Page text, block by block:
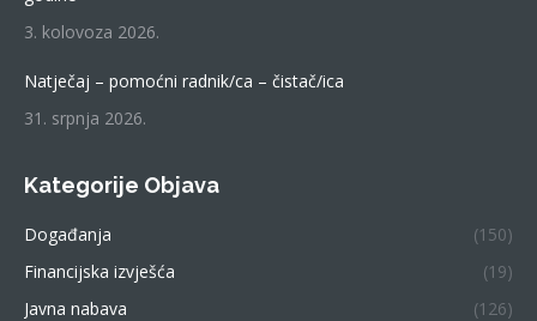
3. kolovoza 2026.
Natječaj – pomoćni radnik/ca – čistač/ica
31. srpnja 2026.
Kategorije Objava
Događanja
(150)
Financijska izvješća
(19)
Javna nabava
(126)